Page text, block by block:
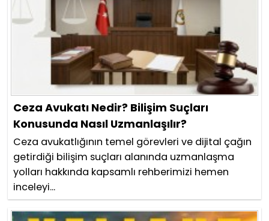
Ceza Avukatı Nedir? Bilişim Suçları
Konusunda Nasıl Uzmanlaşılır?
Ceza avukatlığının temel görevleri ve dijital çağın
getirdiği bilişim suçları alanında uzmanlaşma
yolları hakkında kapsamlı rehberimizi hemen
inceleyi...